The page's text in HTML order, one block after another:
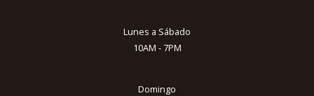
Lunes a Sábado
10AM - 7PM
Domingo